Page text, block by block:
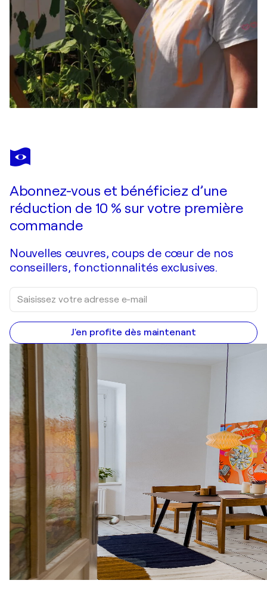
Abonnez-vous et bénéficiez d’une
réduction de 10 % sur votre première
commande
Nouvelles œuvres, coups de cœur de nos
conseillers, fonctionnalités exclusives.
J'en profite dès maintenant